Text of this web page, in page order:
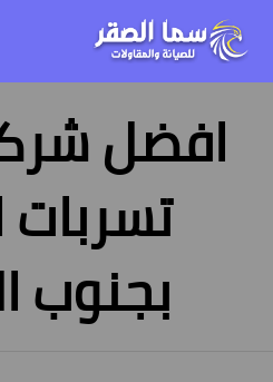
افضل
تسربات
بجنوب